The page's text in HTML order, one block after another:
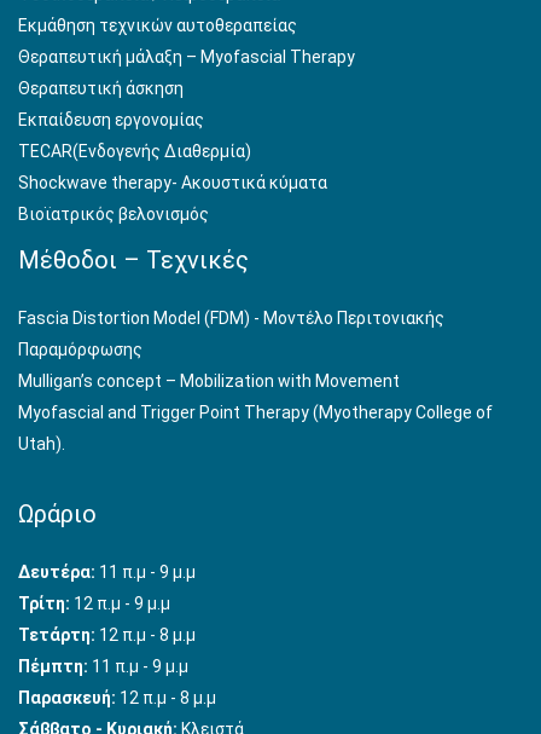
Εκμάθηση τεχνικών αυτοθεραπείας
Θεραπευτική μάλαξη – Myofascial Therapy
Θεραπευτική άσκηση
Εκπαίδευση εργονομίας
TECAR(Ενδογενής Διαθερμία)
Shockwave therapy- Aκουστικά κύματα
Βιοϊατρικός βελονισμός
Μέθοδοι – Τεχνικές
Fascia Distortion Model (FDM) - Μοντέλο Περιτονιακής
Παραμόρφωσης
Mulligan’s concept – Mobilization with Movement
Myofascial and Trigger Point Therapy (Myotherapy College of
Utah).
Ωράριο
Δευτέρα: 11 π.μ - 9 μ.μ
Τρίτη: 12 π.μ - 9 μ.μ
Τετάρτη: 12 π.μ - 8 μ.μ
Πέμπτη: 11 π.μ - 9 μ.μ
Παρασκευή: 12 π.μ - 8 μ.μ
Σάββατο - Κυριακή: Κλειστά